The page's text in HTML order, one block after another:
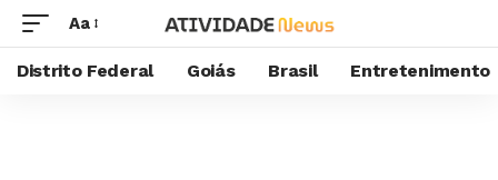
Aa
Distrito Federal Goiás Brasil Entretenimento